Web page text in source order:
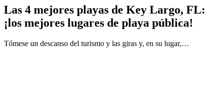
Las 4 mejores playas de Key Largo, FL:
¡los mejores lugares de playa pública!
Tómese un descanso del turismo y las giras y, en su lugar,…